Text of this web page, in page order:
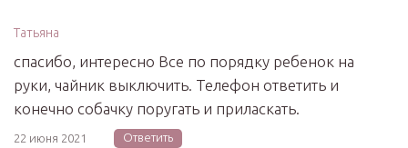
Татьяна
спасибо, интересно Все по порядку ребенок на
руки, чайник выключить. Телефон ответить и
конечно собачку поругать и приласкать.
22 июня 2021 Ответить